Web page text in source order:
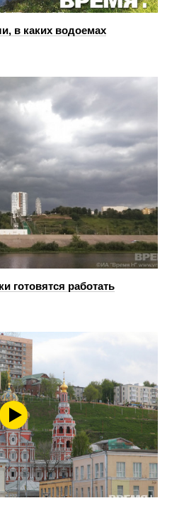
в каких водоемах
готовятся работать